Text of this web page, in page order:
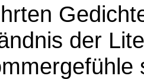
der